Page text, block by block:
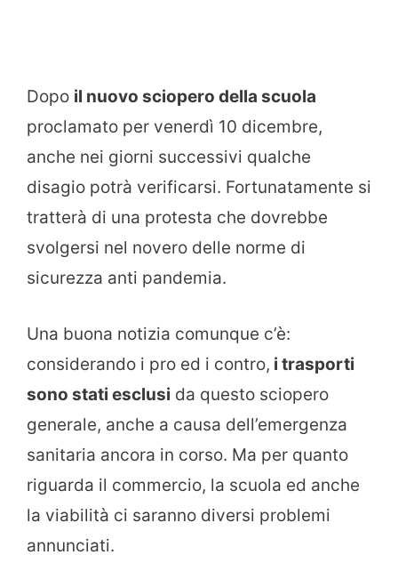
Dopo il nuovo sciopero della scuola
proclamato per venerdì 10 dicembre,
anche nei giorni successivi qualche
disagio potrà verificarsi. Fortunatamente si
tratterà di una protesta che dovrebbe
svolgersi nel novero delle norme di
sicurezza anti pandemia.
Una buona notizia comunque c’è:
considerando i pro ed i contro, i trasporti
sono stati esclusi da questo sciopero
generale, anche a causa dell’emergenza
sanitaria ancora in corso. Ma per quanto
riguarda il commercio, la scuola ed anche
la viabilità ci saranno diversi problemi
annunciati.